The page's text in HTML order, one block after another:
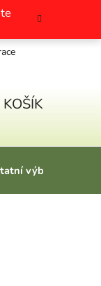
výbava